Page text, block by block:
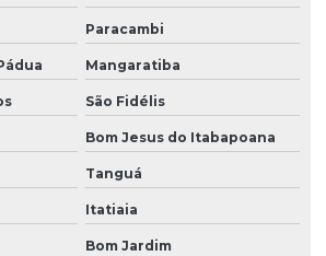
Paracambi
Mangaratiba
São Fidélis
Bom Jesus do Itabapoana
Tanguá
Itatiaia
Bom Jardim